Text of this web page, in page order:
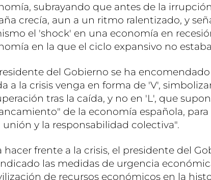
subrayando que antes de la
crecía, aun a un ritmo ralentizado, y
el 'shock' en una economía en
en la que el ciclo expansivo no
del Gobierno se ha
a la crisis venga en forma de 'V',
tras la caída, y no en 'L', que
de la economía española,
unión y la responsabilidad colectiva".
hacer frente a la crisis, el presidente del
las medidas de urgencia
de recursos económicos en la